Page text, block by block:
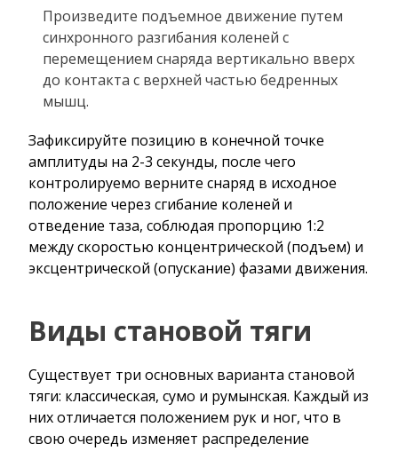
Произведите подъемное движение путем
синхронного разгибания коленей с
перемещением снаряда вертикально вверх
до контакта с верхней частью бедренных
мышц.
Зафиксируйте позицию в конечной точке
амплитуды на 2-3 секунды, после чего
контролируемо верните снаряд в исходное
положение через сгибание коленей и
отведение таза, соблюдая пропорцию 1:2
между скоростью концентрической (подъем) и
эксцентрической (опускание) фазами движения.
Виды становой тяги
Существует три основных варианта становой
тяги: классическая, сумо и румынская. Каждый из
них отличается положением рук и ног, что в
свою очередь изменяет распределение